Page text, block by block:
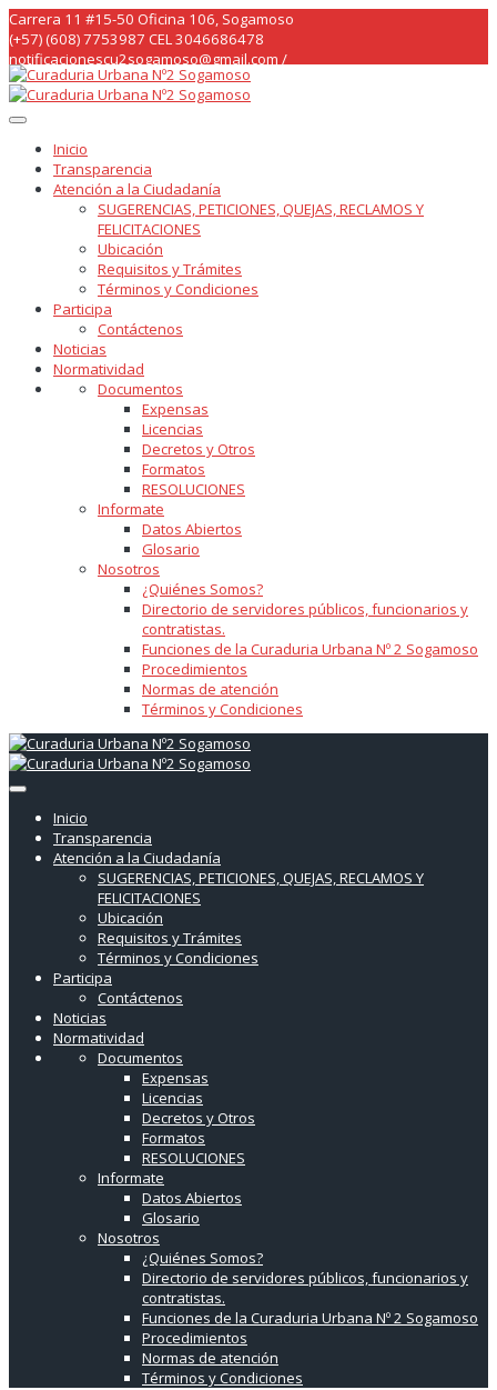
Skip
to
content
Carrera 11 #15-50 Oficina 106, Sogamoso
(+57) (608) 7753987 CEL 3046686478
notificacionescu2sogamoso@gmail.com /
curaduria2sogamoso@gmail.com /
Inicio
Transparencia
Atención a la Ciudadanía
SUGERENCIAS, PETICIONES, QUEJAS, RECLAMOS Y
FELICITACIONES
Ubicación
Requisitos y Trámites
Términos y Condiciones
Participa
Contáctenos
Noticias
Normatividad
Documentos
Expensas
Licencias
Decretos y Otros
Formatos
RESOLUCIONES
Informate
Datos Abiertos
Glosario
Nosotros
¿Quiénes Somos?
Directorio de servidores públicos, funcionarios y
contratistas.
Funciones de la Curaduria Urbana Nº 2 Sogamoso
Procedimientos
Normas de atención
Términos y Condiciones
Inicio
Transparencia
Atención a la Ciudadanía
SUGERENCIAS, PETICIONES, QUEJAS, RECLAMOS Y
FELICITACIONES
Ubicación
Requisitos y Trámites
Términos y Condiciones
Participa
Contáctenos
Noticias
Normatividad
Documentos
Expensas
Licencias
Decretos y Otros
Formatos
RESOLUCIONES
Informate
Datos Abiertos
Glosario
Nosotros
¿Quiénes Somos?
Directorio de servidores públicos, funcionarios y
contratistas.
Funciones de la Curaduria Urbana Nº 2 Sogamoso
Procedimientos
Normas de atención
Términos y Condiciones